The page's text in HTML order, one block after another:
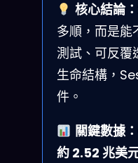
核心結論：
多順，而是能
測試、可反
生命結構，
件。
關鍵數據：
約 2.52 兆美